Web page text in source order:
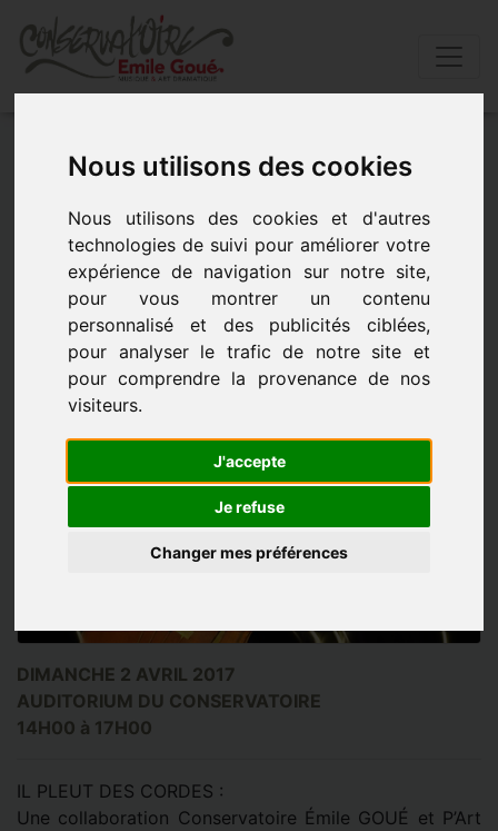
Nous utilisons des cookies
Nous utilisons des cookies et d'autres
technologies de suivi pour améliorer votre
expérience de navigation sur notre site,
pour vous montrer un contenu
personnalisé et des publicités ciblées,
pour analyser le trafic de notre site et
pour comprendre la provenance de nos
visiteurs.
J'accepte
Je refuse
Changer mes préférences
IL PLEUT DES CORDES
- le 2 avril 2017 à 14h00
DIMANCHE 2 AVRIL 2017
AUDITORIUM DU CONSERVATOIRE
14H00 à 17H00
IL PLEUT DES CORDES :
Une collaboration Conservatoire Émile GOUÉ et P’Art